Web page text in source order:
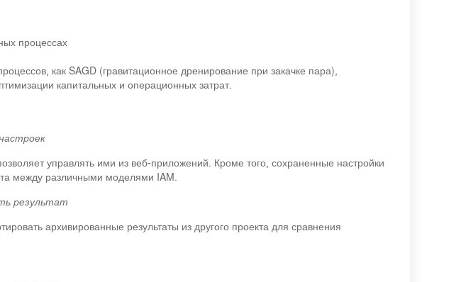
процессах
как SAGD (гравитационное дренирование при закачке пара),
капитальных и операционных затрат.
управлять ими из веб-приложений. Кроме того, сохраненные настройки
между различными моделями IAM.
результат
архивированные результаты из другого проекта для сравнения